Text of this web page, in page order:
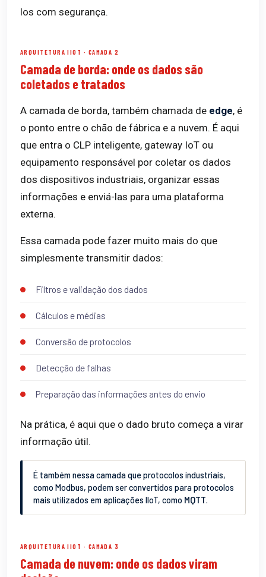
los com segurança.
ARQUITETURA IIOT · CAMADA 2
Camada de borda: onde os dados são
coletados e tratados
A camada de borda, também chamada de edge, é
o ponto entre o chão de fábrica e a nuvem. É aqui
que entra o CLP inteligente, gateway IoT ou
equipamento responsável por coletar os dados
dos dispositivos industriais, organizar essas
informações e enviá-las para uma plataforma
externa.
Essa camada pode fazer muito mais do que
simplesmente transmitir dados:
Filtros e validação dos dados
Cálculos e médias
Conversão de protocolos
Detecção de falhas
Preparação das informações antes do envio
Na prática, é aqui que o dado bruto começa a virar
informação útil.
É também nessa camada que protocolos industriais,
como Modbus, podem ser convertidos para protocolos
mais utilizados em aplicações IIoT, como MQTT.
ARQUITETURA IIOT · CAMADA 3
Camada de nuvem: onde os dados viram